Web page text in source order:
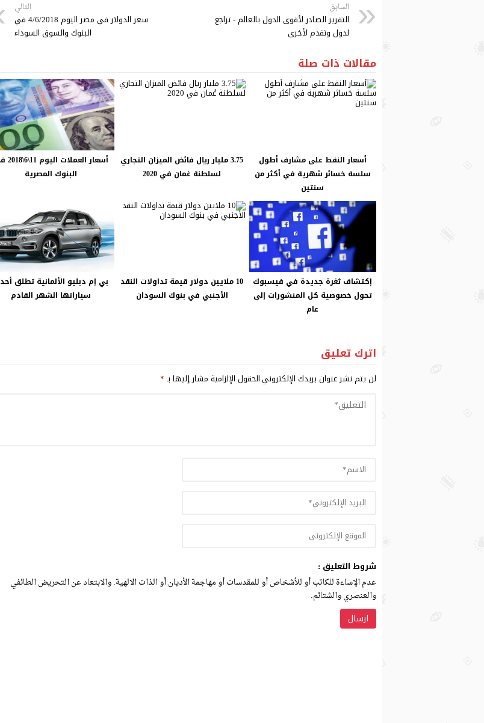
السابق
التقرير الصادر لأقوى الدول بالعالم - تراجع
لدول وتقدم لأخرى
التالي
سعر الدولار في مصر اليوم 4/6/2018 في
البنوك والسوق السوداء
مقالات ذات صلة
أسعار النفط على مشارف أطول
سلسة خسائر شهرية في أكثر من
سنتين
3.75 مليار ريال فائض الميزان التجاري
لسلطنة عٰمان في 2020
أسعار
البنوك المصرية
إكتشاف ثغرة جديدة في فيسبوك
تحول خصوصية كل المنشورات إلى
عام
10 ملايين دولار قيمة تداولات النقد
الأجنبي في بنوك السودان
بي إم دبليو الألمانية تطلق
سياراتها الشهر القادم
اترك تعليق
لن يتم نشر عنوان بريدك الإلكتروني.الحقول الإلزامية مشار إليها بـ*
شروط التعليق :
عدم الإساءة للكاتب أو للأشخاص أو للمقدسات أو مهاجمة الأديان أو الذات الالهية. والابتعاد عن التحريض الطائفي
والعنصري والشتائم.